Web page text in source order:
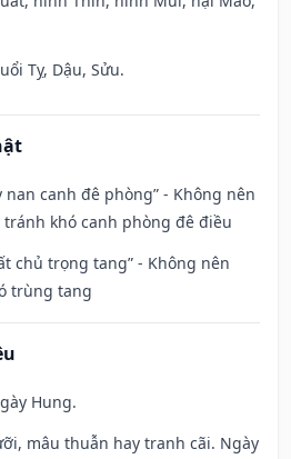
Tỵ, Dậu, Sửu.
nan canh đê phòng” - Không nên
khó canh phòng đê điều
chủ trọng tang” - Không nên
trùng tang
Hung.
mâu thuẫn hay tranh cãi. Ngày